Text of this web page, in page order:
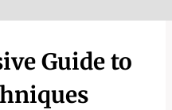
Guide to